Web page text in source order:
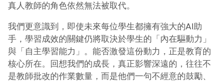
真人教師的角色依然無法被取代。
我們更意識到，即使未來每位學生都擁有強大的AI助
手，學習成效的關鍵仍將取決於學生的「內在驅動力」
與「自主學習能力」。能否激發這份動力，正是教育的
核心所在。回想我們的成長，真正影響深遠的，往往不
是教師批改的作業數量，而是他們一句不經意的鼓勵、